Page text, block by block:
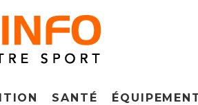
SANTÉ